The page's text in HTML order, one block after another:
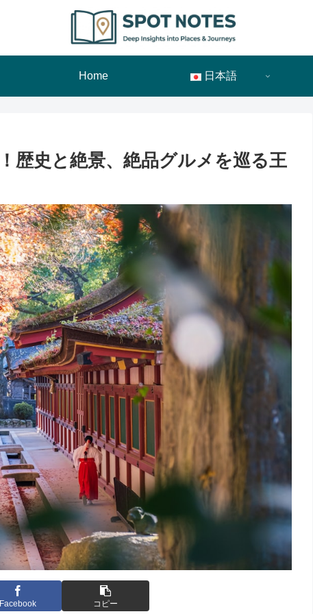
Home 日本語
歴史と絶景、絶品グルメを巡る王
Facebook コピー